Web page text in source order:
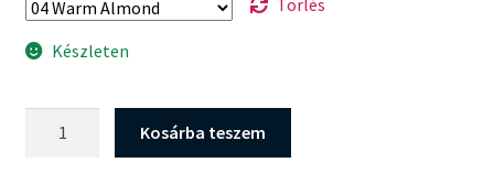
Törlés
Készleten
Kosárba teszem